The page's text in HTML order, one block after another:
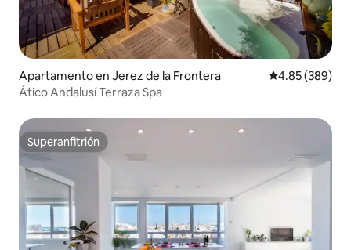
Apartamento en Jerez de la Frontera Calificación
4.85 (389)
Ático Andalusí Terraza Spa
Superanfitrión
Superanfitrión